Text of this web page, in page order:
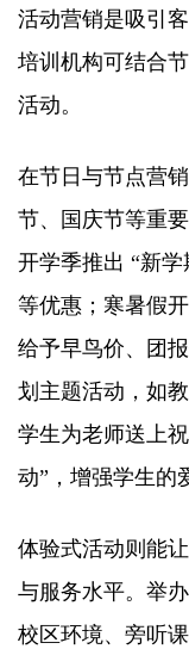
活动营销是吸引
培训机构可结合
活动。​
在节日与节点营
节、国庆节等重
开学季推出 “新学
等优惠；寒暑假
给予早鸟价、团
划主题活动，如
学生为老师送上
动”，增强学生的
体验式活动则能
与服务水平。举
校区环境、旁听